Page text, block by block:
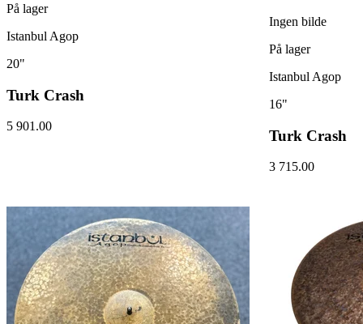
På lager
Istanbul Agop
20"
Turk Crash
5 901.00
Ingen bilde
På lager
Istanbul Agop
16"
Turk Crash
3 715.00